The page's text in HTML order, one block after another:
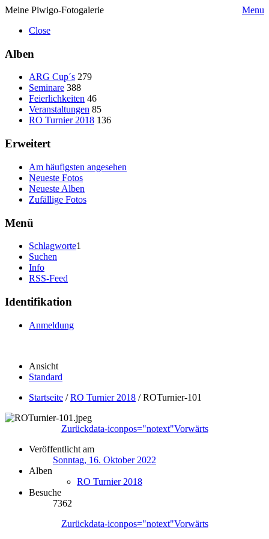
Meine Piwigo-Fotogalerie
Menu
Close
Alben
ARG Cup´s 279
Seminare 388
Feierlichkeiten 46
Veranstaltungen 85
RO Turnier 2018 136
Erweitert
Am häufigsten angesehen
Neueste Fotos
Neueste Alben
Zufällige Fotos
Menü
Schlagworte1
Suchen
Info
RSS-Feed
Identifikation
Anmeldung
Ansicht
Standard
Startseite /RO Turnier 2018 /ROTurnier-101
Zurückdata-iconpos="notext"Vorwärts
Veröffentlicht am
Sonntag, 16. Oktober 2022
Alben
RO Turnier 2018
Besuche
7362
Zurückdata-iconpos="notext"Vorwärts